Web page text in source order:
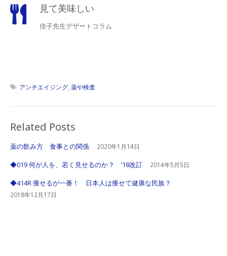
見て美味しい
佳子先生デザートコラム
アンチエイジング,薬や検査
Related Posts
薬の飲み方 食事との関係 2020年1月14日
◆019 何が人を、若く見せるのか？ ’18改訂 2014年5月5日
◆414R 痩せるが一番！ 日本人は痩せて健康な民族？
2018年12月17日